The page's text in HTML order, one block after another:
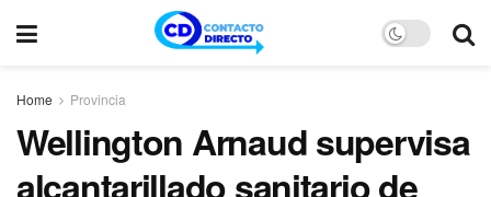
Home Provincia
Wellington Arnaud supervisa
alcantarillado sanitario de